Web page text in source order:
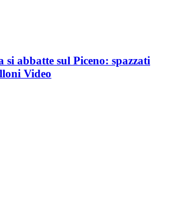
si abbatte sul Piceno: spazzati
Video